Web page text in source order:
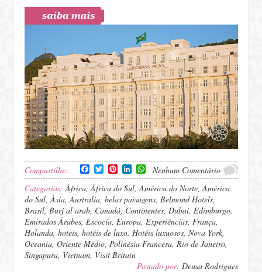
Compartilhe: Facebook
TwitterPinterestLinkedInWhatsApp
Nenhum Comentário
Categorias:África,África do Sul,América do Norte,América
do Sul,Ásia,Australia,belas paisagens,Belmond Hotels,
Brasil,Burj al arab, Canadá, Continentes,Dubai,Edimburgo,
Emirados Árabes,Escocia,Europa,Experiências,França,
Holanda,hoteis,hotéis de luxo,Hotéis luxuosos,Nova York,
Oceania,Oriente Médio,Polinésia Francesa,Rio de Janeiro,
Singapura, Vietnam, Visit Britain
Postado por: Deusa Rodrigues